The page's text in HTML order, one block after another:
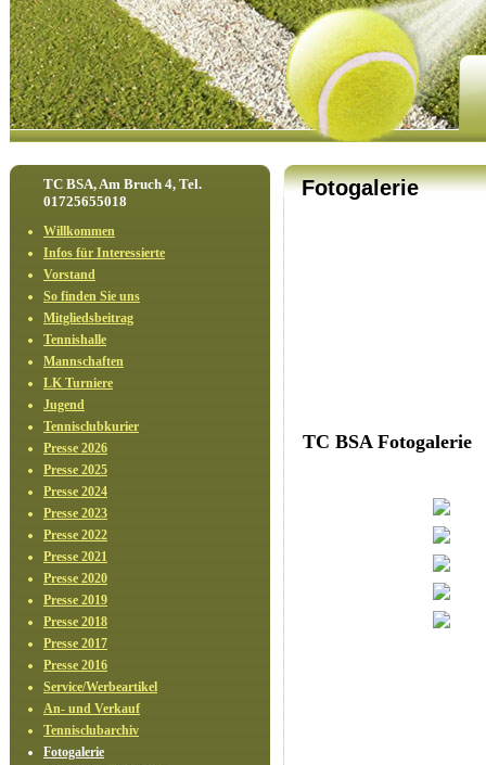
TC BSA, Am Bruch 4, Tel.
01725655018
Willkommen
Infos für Interessierte
Vorstand
So finden Sie uns
Mitgliedsbeitrag
Tennishalle
Mannschaften
LK Turniere
Jugend
Tennisclubkurier
Presse 2026
Presse 2025
Presse 2024
Presse 2023
Presse 2022
Presse 2021
Presse 2020
Presse 2019
Presse 2018
Presse 2017
Presse 2016
Service/Werbeartikel
An- und Verkauf
Tennisclubarchiv
Fotogalerie
Fotogalerie
TC BSA Fotogalerie